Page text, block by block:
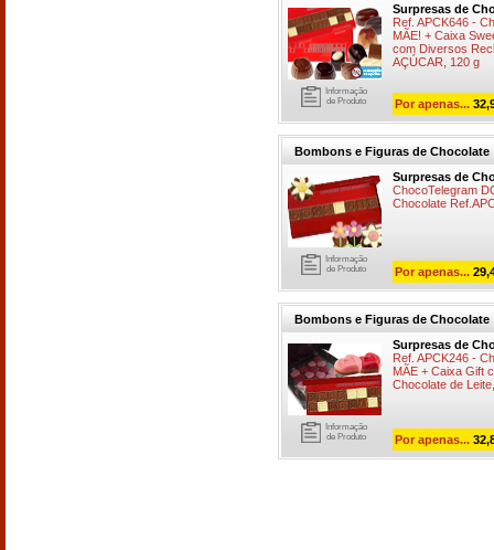
Informação
de Produto
Surpresas de
Ref. APCK646 -
MÃE! + Caixa
com Diversos
AÇÚCAR, 120 g
Por apenas...
Bombons e Figuras de Chocolate
Informação
de Produto
Surpresas de
ChocoTelegram
Chocolate
Por apenas...
Bombons e Figuras de Chocolate
Informação
de Produto
Surpresas de
Ref. APCK246 -
MÃE + Caixa Gift
Chocolate de
Por apenas...